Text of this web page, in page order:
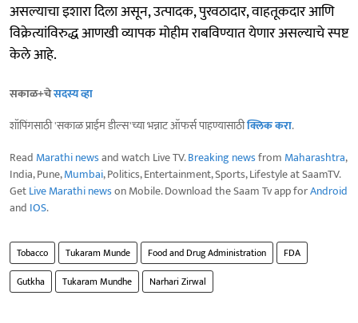
असल्याचा इशारा दिला असून, उत्पादक, पुरवठादार, वाहतूकदार आणि
विक्रेत्यांविरुद्ध आणखी व्यापक मोहीम राबविण्यात येणार असल्याचे स्पष्ट
केले आहे.
सकाळ+चेसदस्य व्हा
शॉपिंगसाठी 'सकाळ प्राईम डील्स'च्या भन्नाट ऑफर्स पाहण्यासाठीक्लिक करा.
Read Marathi newsand watch Live TV.Breaking newsfrom Maharashtra,
India, Pune,Mumbai, Politics, Entertainment, Sports, Lifestyle at SaamTV.
GetLive Marathi newson Mobile. Download the Saam Tv app forAndroid
and IOS.
Tobacco Tukaram Munde Food and Drug Administration
FDA
Gutkha
Tukaram Mundhe Narhari Zirwal